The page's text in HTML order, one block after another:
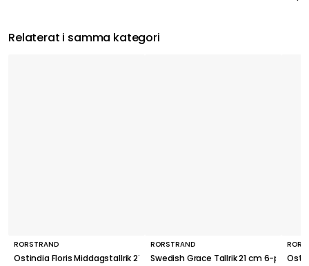
Relaterat i samma kategori
RÖRSTRAND
Ostindia Floris Middagstallrik 27 cm, 6-pack
RÖRSTRAND
Swedish Grace Tallrik 21 cm 6-pack,